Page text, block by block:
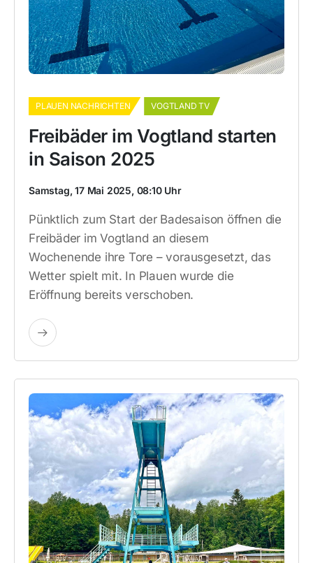
PLAUEN NACHRICHTEN VOGTLAND TV
Freibäder im Vogtland starten
in Saison 2025
Samstag, 17 Mai 2025, 08:10 Uhr
Pünktlich zum Start der Badesaison öffnen die
Freibäder im Vogtland an diesem
Wochenende ihre Tore – vorausgesetzt, das
Wetter spielt mit. In Plauen wurde die
Eröffnung bereits verschoben.